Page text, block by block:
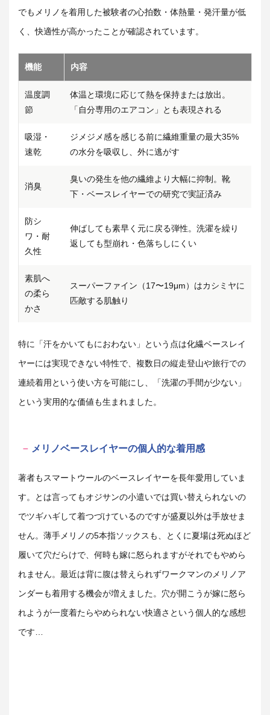
でもメリノを着用した被験者の心拍数・体熱量・発汗量が低
く、快適性が高かったことが確認されています。
機能 内容
温度調
節
体温と環境に応じて熱を保持または放出。
「自分専用のエアコン」とも表現される
吸湿・
速乾
ジメジメ感を感じる前に繊維重量の最大35%
の水分を吸収し、外に逃がす
消臭
臭いの発生を他の繊維より大幅に抑制。靴
下・ベースレイヤーでの研究で実証済み
防シ
ワ・耐
久性
伸ばしても素早く元に戻る弾性。洗濯を繰り
返しても型崩れ・色落ちしにくい
素肌へ
の柔ら
かさ
スーパーファイン（17〜19μm）はカシミヤに
匹敵する肌触り
特に「汗をかいてもにおわない」という点は化繊ベースレイ
ヤーには実現できない特性で、複数日の縦走登山や旅行での
連続着用という使い方を可能にし、「洗濯の手間が少ない」
という実用的な価値も生まれました。
メリノベースレイヤーの個人的な着用感
著者もスマートウールのベースレイヤーを長年愛用していま
す。とは言ってもオジサンの小遣いでは買い替えられないの
でツギハギして着つづけているのですが盛夏以外は手放せま
せん。薄手メリノの5本指ソックスも、とくに夏場は死ぬほど
履いて穴だらけで、何時も嫁に怒られますがそれでもやめら
れません。最近は背に腹は替えられずワークマンのメリノア
ンダーも着用する機会が増えました。穴が開こうが嫁に怒ら
れようが一度着たらやめられない快適さという個人的な感想
です…